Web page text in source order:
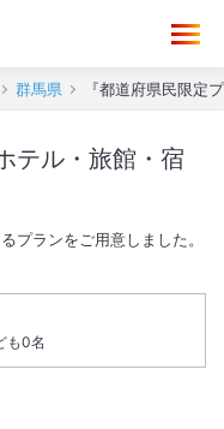
群馬県 『都道府県民限定
テル・旅館・宿
プランをご用意しました。
も0名